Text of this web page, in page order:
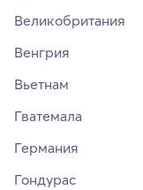
Великобритания
Венгрия
Вьетнам
Гватемала
Германия
Гондурас